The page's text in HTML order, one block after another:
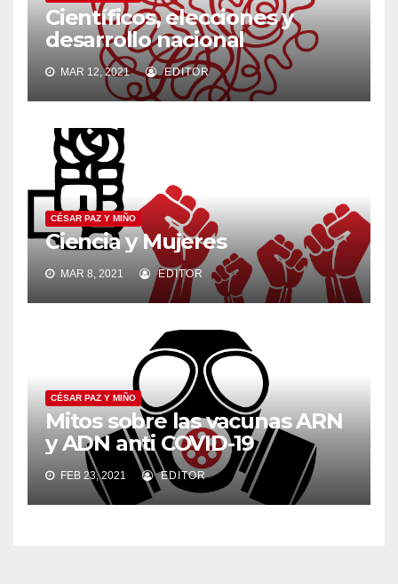
Científicos, elecciones y
desarrollo nacional
MAR 12, 2021 EDITOR
CÉSAR PAZ Y MIÑO
Ciencia y Mujeres
MAR 8, 2021 EDITOR
CÉSAR PAZ Y MIÑO
Mitos sobre las vacunas ARN
y ADN anti COVID-19
FEB 23, 2021 EDITOR